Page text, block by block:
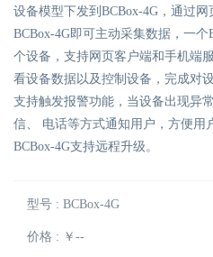
设备模型下发到BCBox-4G，通过
BCBox-4G即可主动采集数据，一
个设备，支持网页客户端和手机端
看设备数据以及控制设备，完成对
支持触发报警功能，当设备出现异
信、 电话等方式通知用户，方便用
BCBox-4G支持远程升级。
型号 : BCBox-4G
价格 : ￥--